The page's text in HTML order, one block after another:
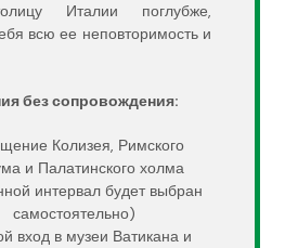
Италии поглубже,
всю ее неповторимость и
без сопровождения:
Колизея, Римского
и Палатинского холма
интервал будет выбран
самостоятельно)
вход в музеи Ватикана и